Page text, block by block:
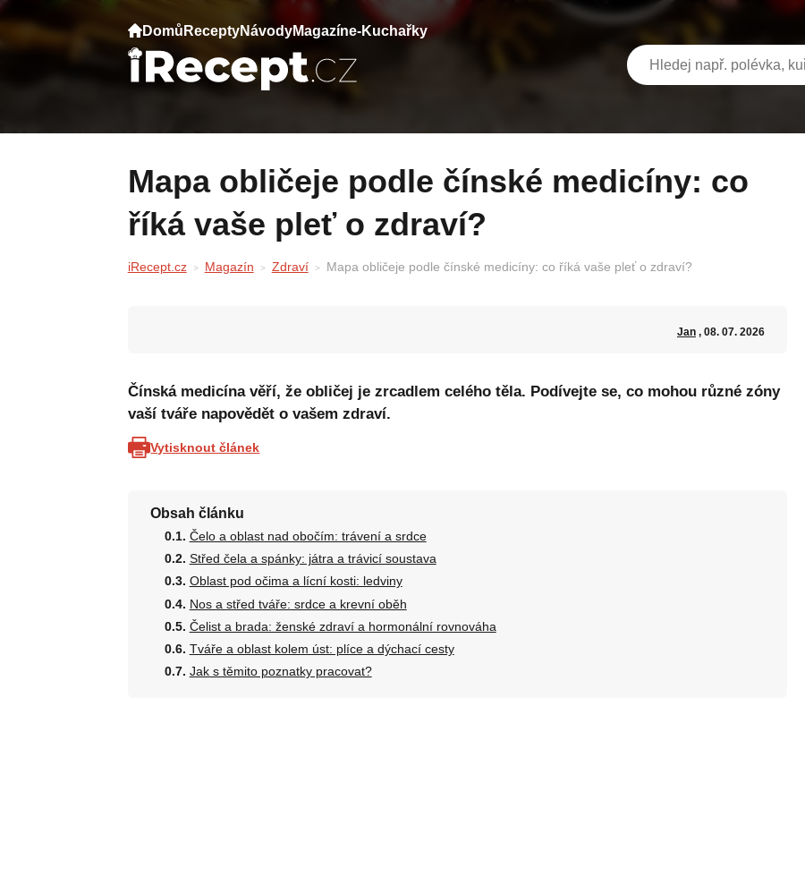
Domů ReceptyNávodyMagazíne-Kuchařky
Mapa obličeje podle čínské medicíny: co
říká vaše pleť o zdraví?
iRecept.cz Magazín Zdraví Mapa obličeje podle čínské medicíny: co říká vaše pleť o zdraví?
Jan, 08. 07. 2026
Čínská medicína věří, že obličej je zrcadlem celého těla. Podívejte se, co mohou různé zóny
vaší tváře napovědět o vašem zdraví.
Vytisknout článek
Obsah článku
Čelo a oblast nad obočím: trávení a srdce
Střed čela a spánky: játra a trávicí soustava
Oblast pod očima a lícní kosti: ledviny
Nos a střed tváře: srdce a krevní oběh
Čelist a brada: ženské zdraví a hormonální rovnováha
Tváře a oblast kolem úst: plíce a dýchací cesty
Jak s těmito poznatky pracovat?